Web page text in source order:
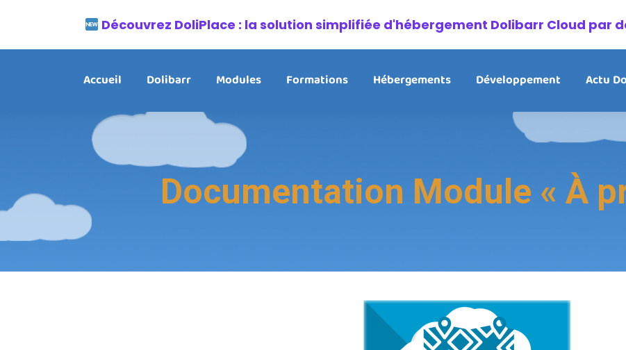
Accueil Dolibarr Modules Formations Hébergements Développement Actu
Documentation Module « À
Découvrez DoliPlace : la solution simplifiée d'hébergement Dolibarr Cloud par